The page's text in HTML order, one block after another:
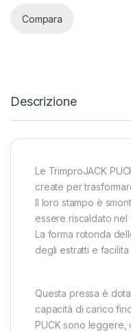
Compara
Descrizione
Le TrimproJACK
create per
Il loro stampo è
essere riscaldato nel
La forma rotonda
degli estratti e facilita
Questa pressa è
capacità di carico
PUCK sono leggere,